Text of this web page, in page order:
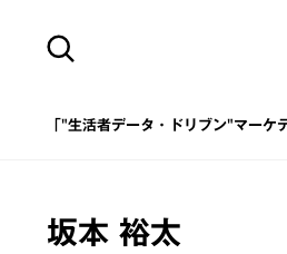
「"生活者データ・ドリブン"マーケ
坂本 裕太